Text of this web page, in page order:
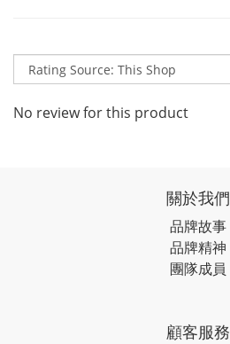
No review for this product
關於我們
品牌故事
品牌精神
團隊成員
顧客服務